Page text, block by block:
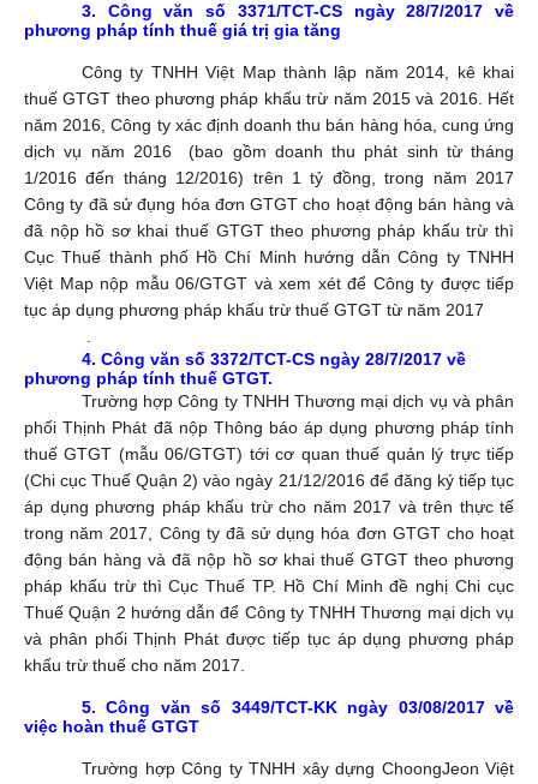
3. Công văn số 3371/TCT-CS ngày 28/7/2017 về
phương pháp tính thuế giá trị gia tăng
Công ty TNHH Việt Map thành lập năm 2014, kê khai
thuế GTGT theo phương pháp khấu trừ năm 2015 và 2016. Hết
năm 2016, Công ty xác định doanh thu bán hàng hóa, cung ứng
dịch vụ năm 2016 (bao gồm doanh thu phát sinh từ tháng
1/2016 đến tháng 12/2016) trên 1 tỷ đồng, trong năm 2017
Công ty đã sử đụng hóa đơn GTGT cho hoạt động bán hàng và
đã nộp hồ sơ khai thuế GTGT theo phương pháp khấu trừ thì
Cục Thuế thành phố Hồ Chí Minh hướng dẫn Công ty TNHH
Việt Map nộp mẫu 06/GTGT và xem xét để Công ty được tiếp
tục áp dụng phương pháp khấu trừ thuế GTGT từ năm 2017
4. Công văn số 3372/TCT-CS ngày 28/7/2017 về
phương pháp tính thuế GTGT.
Trường hợp Công ty TNHH Thương mại dịch vụ và phân
phối Thịnh Phát đã nộp Thông báo áp dụng phương pháp tính
thuế GTGT (mẫu 06/GTGT) tới cơ quan thuế quản lý trực tiếp
(Chi cục Thuế Quận 2) vào ngày 21/12/2016 để đăng ký tiếp tục
áp dụng phương pháp khấu trừ cho năm 2017 và trên thực tế
trong năm 2017, Công ty đã sử dụng hóa đơn GTGT cho hoạt
động bán hàng và đã nộp hồ sơ khai thuế GTGT theo phương
pháp khấu trừ thì Cục Thuế TP. Hồ Chí Minh đề nghị Chi cục
Thuế Quận 2 hướng dẫn để Công ty TNHH Thương mại dịch vụ
và phân phối Thịnh Phát được tiếp tục áp dụng phương pháp
khấu trừ thuế cho năm 2017.
5.Công văn số 3449/TCT-KK ngày 03/08/2017 về
việc hoàn thuế GTGT
Trường hợp Công ty TNHH xây dựng ChoongJeon Việt